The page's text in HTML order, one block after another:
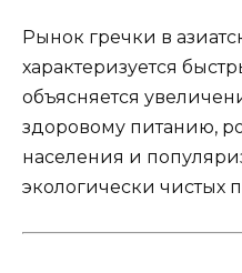
Рынок гречки в
характеризуется
объясняется
здоровому питанию,
населения и
экологически чистых